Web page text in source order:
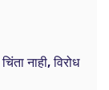
नाही, विरोध